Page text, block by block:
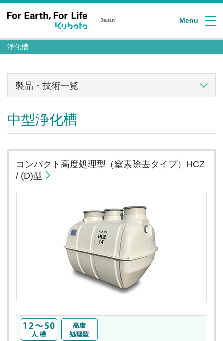
Japan Menu
浄化槽
製品・技術一覧
中型浄化槽
コンパクト高度処理型（窒素除去タイプ）HCZ
/ (D)型